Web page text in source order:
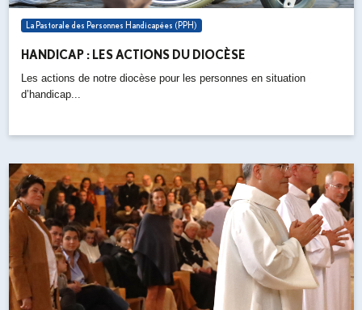
La Pastorale des Personnes Handicapées (PPH)
HANDICAP : LES ACTIONS DU DIOCÈSE
Les actions de notre diocèse pour les personnes en situation
d’handicap...